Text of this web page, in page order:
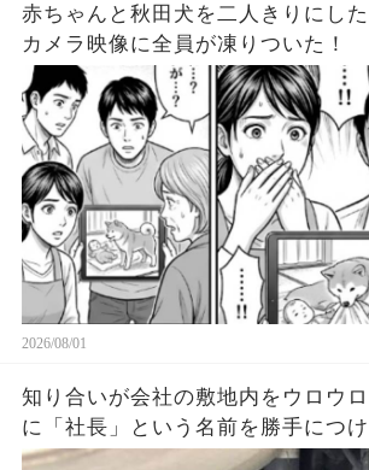
赤ちゃんと秋田犬を二人きりにし
カメラ映像に全員が凍りついた！
2026/08/01
知り合いが会社の敷地内をウロウ
に「社長」という名前を勝手につ
のだが「社長が部長の車の後ろで